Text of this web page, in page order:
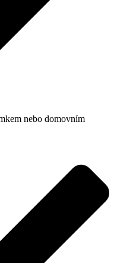
nebo domovním